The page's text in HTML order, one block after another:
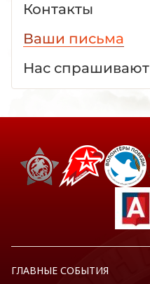
Контакты
Ваши письма
Нас спрашивают
ГЛАВНЫЕ СОБЫТИЯ